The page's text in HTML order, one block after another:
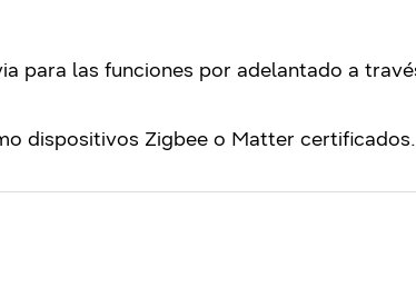
para las funciones por adelantado a
dispositivos Zigbee o Matter certificados.